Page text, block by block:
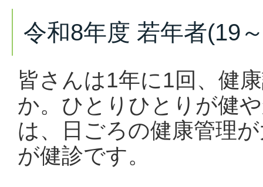
令和8年度 若年者(19
皆さんは1年に1回、健
か。ひとりひとりが健
は、日ごろの健康管理
が健診です。